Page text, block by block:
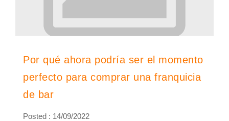
Por qué ahora podría ser el momento
perfecto para comprar una franquicia
de bar
Posted : 14/09/2022